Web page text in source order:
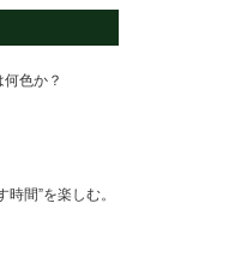
色か？
間”を楽しむ。